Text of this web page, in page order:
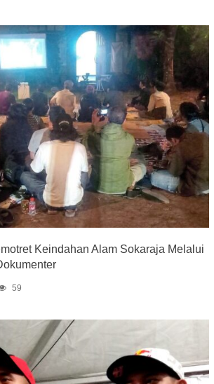
Keindahan Alam Sokaraja Melalui
59